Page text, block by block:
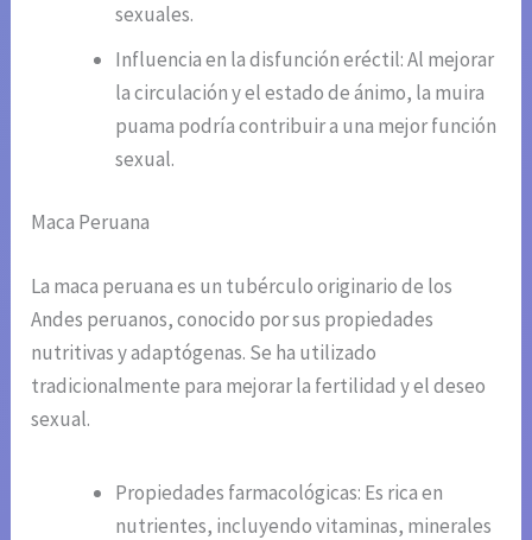
sexuales.
Influencia en la disfunción eréctil: Al mejorar
la circulación y el estado de ánimo, la muira
puama podría contribuir a una mejor función
sexual.
Maca Peruana
La maca peruana es un tubérculo originario de los
Andes peruanos, conocido por sus propiedades
nutritivas y adaptógenas. Se ha utilizado
tradicionalmente para mejorar la fertilidad y el deseo
sexual.
Propiedades farmacológicas: Es rica en
nutrientes, incluyendo vitaminas, minerales